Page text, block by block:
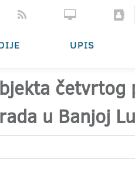
UPIS
četvrtog
u Banjoj